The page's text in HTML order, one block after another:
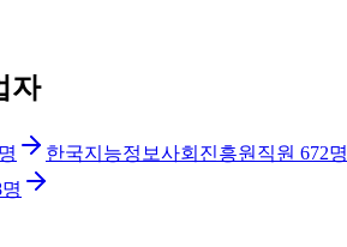
자
명 한국지능정보사회진흥원 직원 672명
명